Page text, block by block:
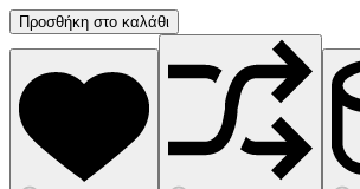
Latte
cup
Dusty
Green
Greengate
ποσότητα
Προσθήκη στο καλάθι